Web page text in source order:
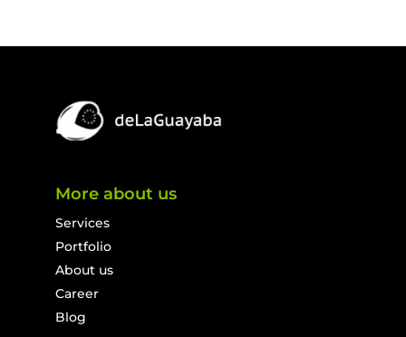
More about us
Services
Portfolio
About us
Career
Blog